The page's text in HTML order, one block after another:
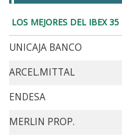
LOS MEJORES DEL IBEX 35
UNICAJA BANCO
ARCEL.MITTAL
ENDESA
MERLIN PROP.